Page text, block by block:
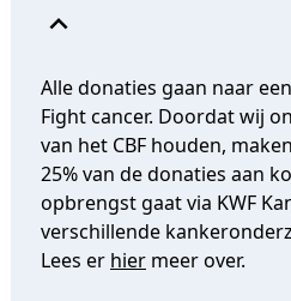
expand_less
Alle donaties gaan naar
Fight cancer. Doordat wij
van het CBF houden,
25% van de donaties aan
opbrengst gaat via KWF
verschillende
Lees er hier meer over.